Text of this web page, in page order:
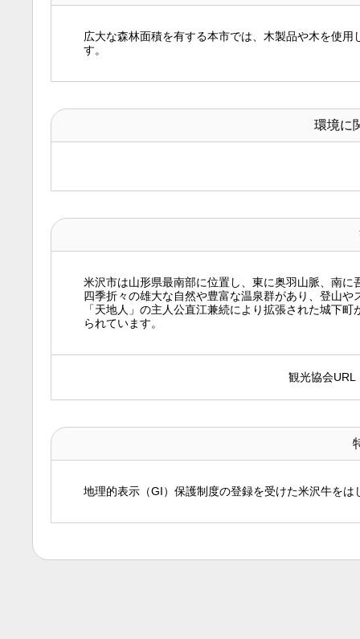
広大な森林面積を有する本市では、木製品や木を使
す。
環境に
米沢市は山形県最南部に位置し、東に奥羽山脈、南
四季折々の雄大な自然や豊富な温泉群があり、登山
「天地人」の主人公直江兼続により拡張された城下
られています。
観光協会
地理的表示（GI）保護制度の登録を受けた米沢牛を